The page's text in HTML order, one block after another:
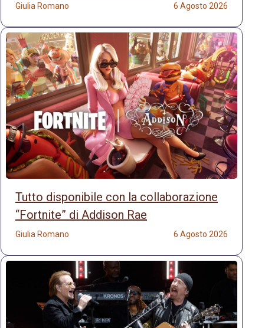
Giulia Romano 6 Agosto 2026
Tutto disponibile con la collaborazione
“Fortnite” di Addison Rae
Giulia Romano 6 Agosto 2026